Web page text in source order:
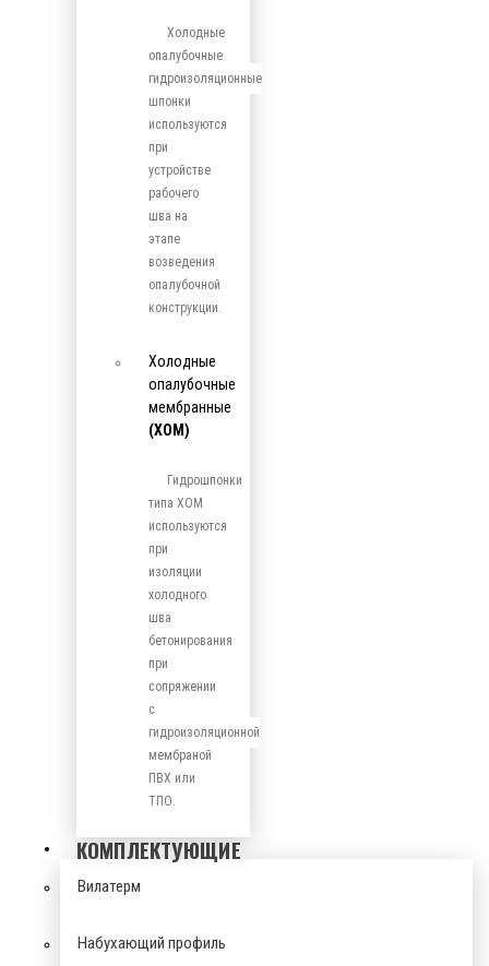
Холодные
опалубочные
гидроизоляционные
шпонки
используются
при
устройстве
рабочего
шва на
этапе
возведения
опалубочной
конструкции.
Холодные
опалубочные
мембранные
(ХОМ)
Гидрошпонки
типа ХОМ
используются
при
изоляции
холодного
шва
бетонирования
при
сопряжении
с
гидроизоляционной
мембраной
ПВХ или
ТПО.
КОМПЛЕКТУЮЩИЕ
Вилатерм
Набухающий профиль